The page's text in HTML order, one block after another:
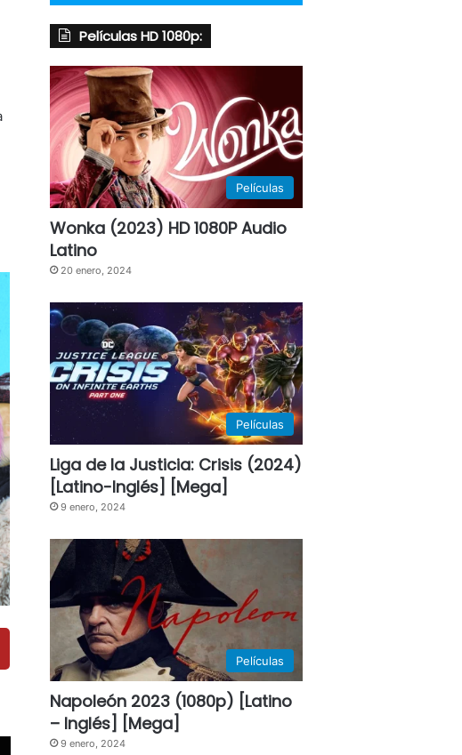
Películas HD 1080p:
Películas
Wonka (2023) HD 1080P Audio
Latino
20 enero, 2024
Películas
Liga de la Justicia: Crisis (2024)
[Latino-Inglés] [Mega]
9 enero, 2024
Películas
Napoleón 2023 (1080p) [Latino
– Inglés] [Mega]
9 enero, 2024